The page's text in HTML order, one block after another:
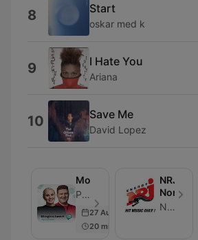
8 Start
oskar med k
9 I Hate You
Ariana
10 Save Me
David Lopez
Morgenshowet
P4-gruppen - Episodio 2178
27 Aug 2024
20 min
NRJ
Norge
NRJ Norge